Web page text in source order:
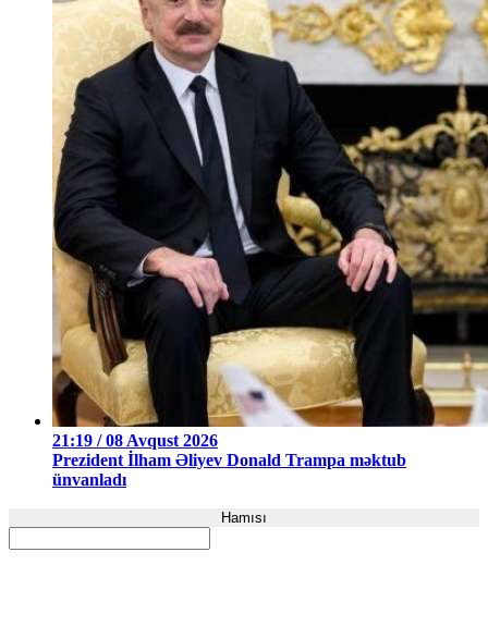
21:19 / 08 Avqust 2026
Prezident İlham Əliyev Donald Trampa məktub
ünvanladı
Hamısı